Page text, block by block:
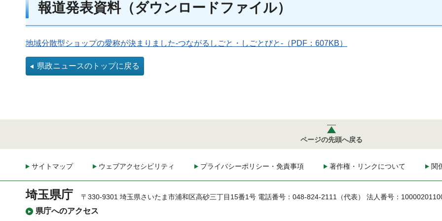
報道発表資料（ダウンロードファイル）
地域分散型ショップの愛称が決まりました-つながるしごと・しごとびと-（PDF：607KB）
県政ニュースのトップに戻る
ページの先頭へ戻る
サイトマップ ウェブアクセシビリティ プライバシーポリシー・免責事項 著作権・リンクについて 関
埼玉県庁
県庁へのアクセス
〒330-9301 埼玉県さいたま市浦和区高砂三丁目15番1号 電話番号：048-824-2111（代表） 法人番号：